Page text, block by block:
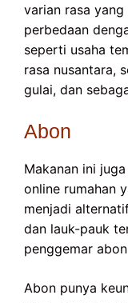
varian rasa
perbedaan
seperti usaha
rasa nusantara,
gulai, dan
Abon
Makanan ini
online rumahan
menjadi
dan lauk-pauk
penggemar
Abon punya